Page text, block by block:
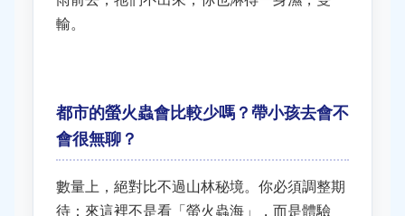
輸。
都市的螢火蟲會比較少嗎？帶小孩去會不
會很無聊？
數量上，絕對比不過山林秘境。你必須調整期
待：來這裡不是看「螢火蟲海」，而是體驗